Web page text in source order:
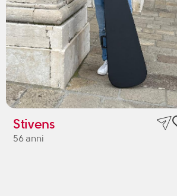
Stivens
56 anni